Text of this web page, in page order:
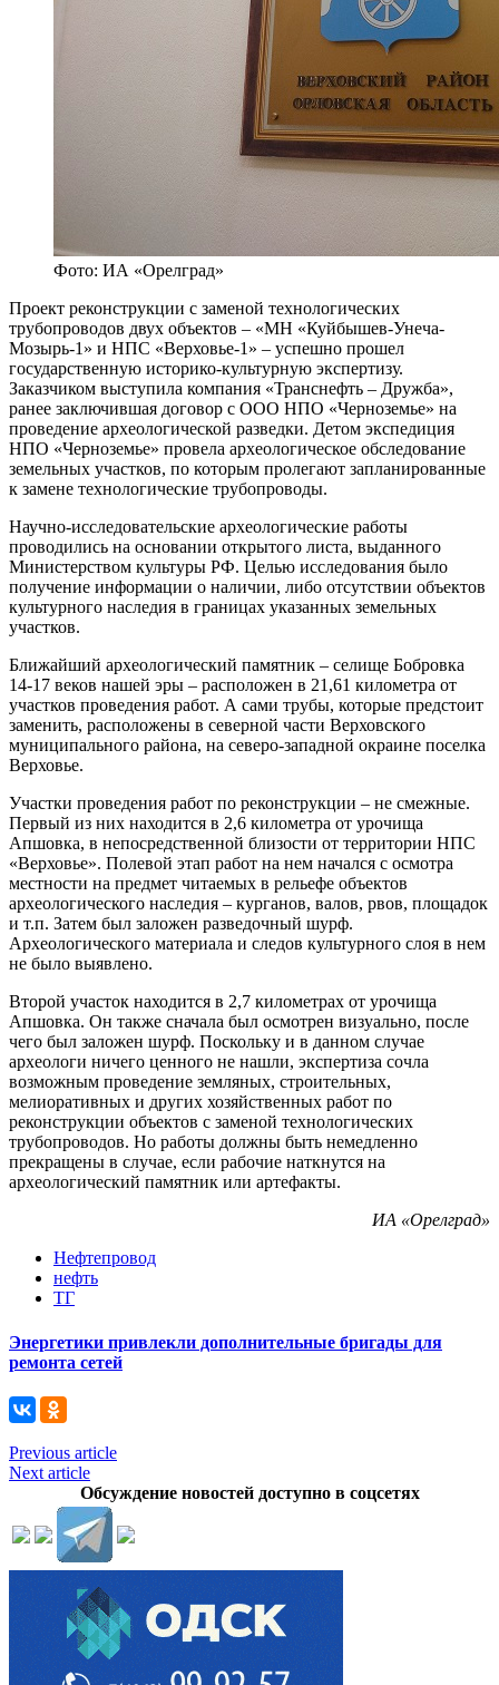
Фото: ИА «Орелград»
Проект реконструкции с заменой технологических
трубопроводов двух объектов – «МН «Куйбышев-Унеча-
Мозырь-1» и НПС «Верховье-1» – успешно прошел
государственную историко-культурную экспертизу.
Заказчиком выступила компания «Транснефть – Дружба»,
ранее заключившая договор с ООО НПО «Черноземье» на
проведение археологической разведки. Детом экспедиция
НПО «Черноземье» провела археологическое обследование
земельных участков, по которым пролегают запланированные
к замене технологические трубопроводы.
Научно-исследовательские археологические работы
проводились на основании открытого листа, выданного
Министерством культуры РФ. Целью исследования было
получение информации о наличии, либо отсутствии объектов
культурного наследия в границах указанных земельных
участков.
Ближайший археологический памятник – селище Бобровка
14-17 веков нашей эры – расположен в 21,61 километра от
участков проведения работ. А сами трубы, которые предстоит
заменить, расположены в северной части Верховского
муниципального района, на северо-западной окраине поселка
Верховье.
Участки проведения работ по реконструкции – не смежные.
Первый из них находится в 2,6 километра от урочища
Апшовка, в непосредственной близости от территории НПС
«Верховье». Полевой этап работ на нем начался с осмотра
местности на предмет читаемых в рельефе объектов
археологического наследия – курганов, валов, рвов, площадок
и т.п. Затем был заложен разведочный шурф.
Археологического материала и следов культурного слоя в нем
не было выявлено.
Второй участок находится в 2,7 километрах от урочища
Апшовка. Он также сначала был осмотрен визуально, после
чего был заложен шурф. Поскольку и в данном случае
археологи ничего ценного не нашли, экспертиза сочла
возможным проведение земляных, строительных,
мелиоративных и других хозяйственных работ по
реконструкции объектов с заменой технологических
трубопроводов. Но работы должны быть немедленно
прекращены в случае, если рабочие наткнутся на
археологический памятник или артефакты.
ИА «Орелград»
Нефтепровод
нефть
ТГ
Энергетики привлекли дополнительные бригады для
ремонта сетей
Previous article
Next article
Обсуждение новостей доступно в соцсетях